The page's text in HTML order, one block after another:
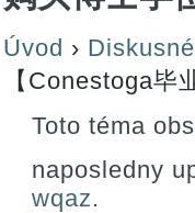
Úvod ›
【Conestoga毕
Toto téma
naposledny
wqaz.